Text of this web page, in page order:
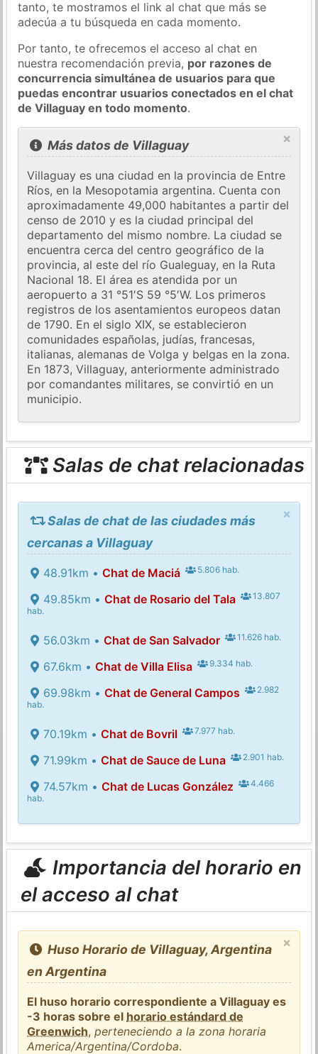
tanto, te mostramos el link al chat que más se
adecúa a tu búsqueda en cada momento.
Por tanto, te ofrecemos el acceso al chat en
nuestra recomendación previa, por razones de
concurrencia simultánea de usuarios para que
puedas encontrar usuarios conectados en el chat
de Villaguay en todo momento.
×
Más datos de Villaguay
Villaguay es una ciudad en la provincia de Entre
Ríos, en la Mesopotamia argentina. Cuenta con
aproximadamente 49,000 habitantes a partir del
censo de 2010 y es la ciudad principal del
departamento del mismo nombre. La ciudad se
encuentra cerca del centro geográfico de la
provincia, al este del río Gualeguay, en la Ruta
Nacional 18. El área es atendida por un
aeropuerto a 31 °51′S 59 °5′W. Los primeros
registros de los asentamientos europeos datan
de 1790. En el siglo XIX, se establecieron
comunidades españolas, judías, francesas,
italianas, alemanas de Volga y belgas en la zona.
En 1873, Villaguay, anteriormente administrado
por comandantes militares, se convirtió en un
municipio.
Salas de chat relacionadas
×
Salas de chat de las ciudades más
cercanas a Villaguay
48.91km • Chat de Maciá 5.806 hab.
49.85km • Chat de Rosario del Tala
13.807
hab.
56.03km • Chat de San Salvador 11.626 hab.
67.6km • Chat de Villa Elisa 9.334 hab.
69.98km • Chat de General Campos
2.982
hab.
70.19km • Chat de Bovril 7.977 hab.
71.99km • Chat de Sauce de Luna 2.901 hab.
74.57km • Chat de Lucas González
4.466
hab.
Importancia del horario en
el acceso al chat
×
Huso Horario de Villaguay, Argentina
en Argentina
El huso horario correspondiente a Villaguay es
-3 horas sobre el horario estándard de
Greenwich,perteneciendo a la zona horaria
America/Argentina/Cordoba.